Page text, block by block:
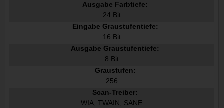
Ausgabe Farbtiefe:
24 Bit
Eingabe Graustufentiefe:
16 Bit
Ausgabe Graustufentiefe:
8 Bit
Graustufen:
256
Scan-Treiber:
WIA, TWAIN, SANE